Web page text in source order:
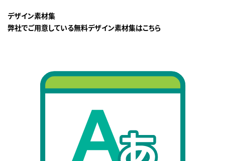
デザイン素材集
弊社でご用意している無料デザイン素材集はこちら